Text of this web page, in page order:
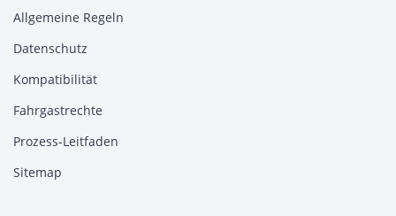
Allgemeine Regeln
Datenschutz
Kompatibilität
Fahrgastrechte
Prozess-Leitfaden
Sitemap